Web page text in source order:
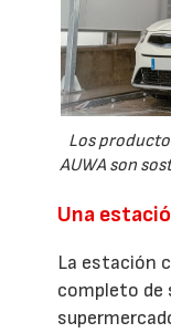
Los
AUWA son
Una
La estación
completo de